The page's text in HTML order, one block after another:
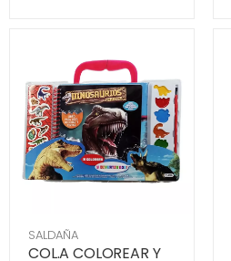
SALDAÑA
COL.A COLOREAR Y